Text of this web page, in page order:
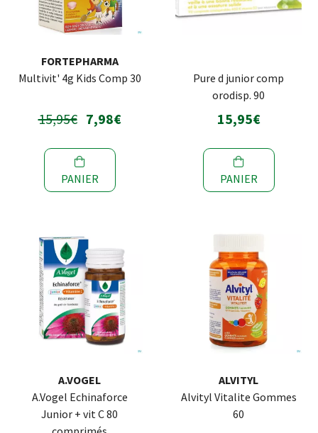
FORTEPHARMA
Multivit' 4g Kids Comp 30
15,95€ 7,98€
PANIER
Pure d junior comp
orodisp. 90
15,95€
PANIER
A.VOGEL
A.Vogel Echinaforce
Junior + vit C 80
ALVITYL
Alvityl Vitalite Gommes
60